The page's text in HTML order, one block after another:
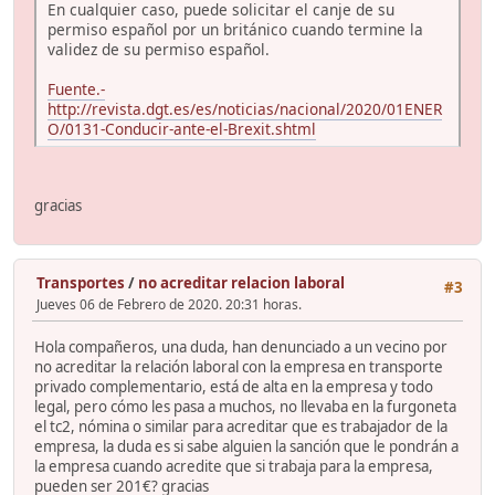
En cualquier caso, puede solicitar el canje de su
permiso español por un británico cuando termine la
validez de su permiso español.
Fuente.-
http://revista.dgt.es/es/noticias/nacional/2020/01ENER
O/0131-Conducir-ante-el-Brexit.shtml
gracias
#3
Transportes / no acreditar relacion laboral
Jueves 06 de Febrero de 2020. 20:31 horas.
Hola compañeros, una duda, han denunciado a un vecino por
no acreditar la relación laboral con la empresa en transporte
privado complementario, está de alta en la empresa y todo
legal, pero cómo les pasa a muchos, no llevaba en la furgoneta
el tc2, nómina o similar para acreditar que es trabajador de la
empresa, la duda es si sabe alguien la sanción que le pondrán a
la empresa cuando acredite que si trabaja para la empresa,
pueden ser 201€? gracias